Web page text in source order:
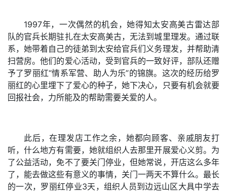
1997年，一次偶然的机会，她得知太安高美古雷达部
队的官兵长期驻扎在太安高美古，无法到城里理发。通过联
系，她带着自己的徒弟到太安给官兵们义务理发，并帮助清
扫营房。他们的爱心活动，受到官兵的一致好评，部队还赠
予了罗丽红“情系军营、助人为乐”的锦旗。这次的经历给罗
丽红的心里埋下了爱心的种子，她下决心，只要有机会就要
回报社会，力所能及的帮助需要关爱的人。
此后，在理发店工作之余，她都向顾客、亲戚朋友打
听，什么地方有需要，她就组织人去那里开展爱心义剪。为
了公益活动，免不了要关门停业，但她常说，开店这么多年
了，能去做这些有意义的事情，关门一两天不算什么。最长
的一次，罗丽红停业3天，组织人员到边远山区大具中学去